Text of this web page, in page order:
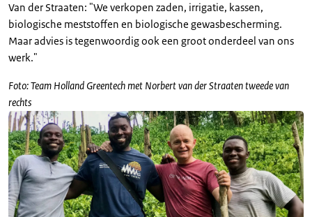
Van der Straaten: "We verkopen zaden, irrigatie, kassen,
biologische meststoffen en biologische gewasbescherming.
Maar advies is tegenwoordig ook een groot onderdeel van ons
werk."
Foto: Team Holland Greentech met Norbert van der Straaten tweede van
rechts